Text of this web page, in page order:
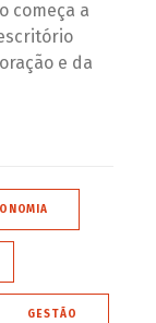
começa a
e da
GESTÃO